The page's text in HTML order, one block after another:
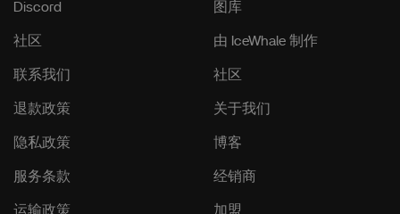
Discord
社区
联系我们
退款政策
隐私政策
服务条款
运输政策
图库
由 IceWhale 制作
社区
关于我们
博客
经销商
加盟